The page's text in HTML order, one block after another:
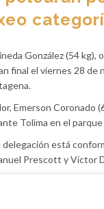
González (54
final el viernes 28
Emerson Coronado
Tolima en el
delegación está
Prescott y Víctor